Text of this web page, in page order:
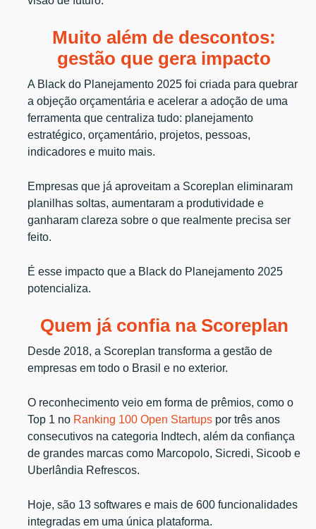
Muito além de descontos:
gestão que gera impacto
A Black do Planejamento 2025 foi criada para quebrar
a objeção orçamentária e acelerar a adoção de uma
ferramenta que centraliza tudo: planejamento
estratégico, orçamentário, projetos, pessoas,
indicadores e muito mais.
Empresas que já aproveitam a Scoreplan eliminaram
planilhas soltas, aumentaram a produtividade e
ganharam clareza sobre o que realmente precisa ser
feito.
É esse impacto que a Black do Planejamento 2025
potencializa.
Quem já confia na Scoreplan
Desde 2018, a Scoreplan transforma a gestão de
empresas em todo o Brasil e no exterior.
O reconhecimento veio em forma de prêmios, como o
Top 1 no Ranking 100 Open Startups por três anos
consecutivos na categoria Indtech, além da confiança
de grandes marcas como Marcopolo, Sicredi, Sicoob e
Uberlândia Refrescos.
Hoje, são 13 softwares e mais de 600 funcionalidades
integradas em uma única plataforma.